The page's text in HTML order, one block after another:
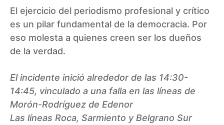
El ejercicio del periodismo profesional y crítico
es un pilar fundamental de la democracia. Por
eso molesta a quienes creen ser los dueños
de la verdad.
El incidente inició alrededor de las 14:30-
14:45, vinculado a una falla en las líneas de
Morón-Rodríguez de Edenor
Las líneas Roca, Sarmiento y Belgrano Sur